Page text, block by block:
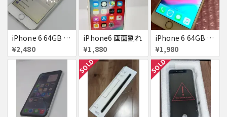
iPhone 6 64GB Softbank
¥2,480
iPhone6 画面割れ
¥1,880
iPhone 6 64GB docomo
¥1,980
SOLD SOLD